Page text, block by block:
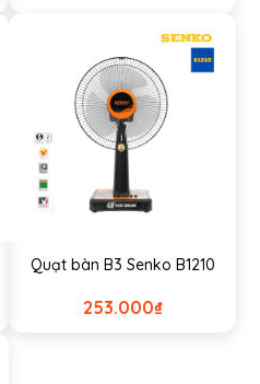
Quạt bàn B3 Senko B1210
₫
253.000